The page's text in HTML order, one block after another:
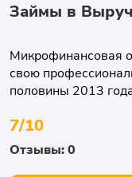
Займы в
Микрофинансовая
свою
половины 2013
7/10
Отзывы: 0